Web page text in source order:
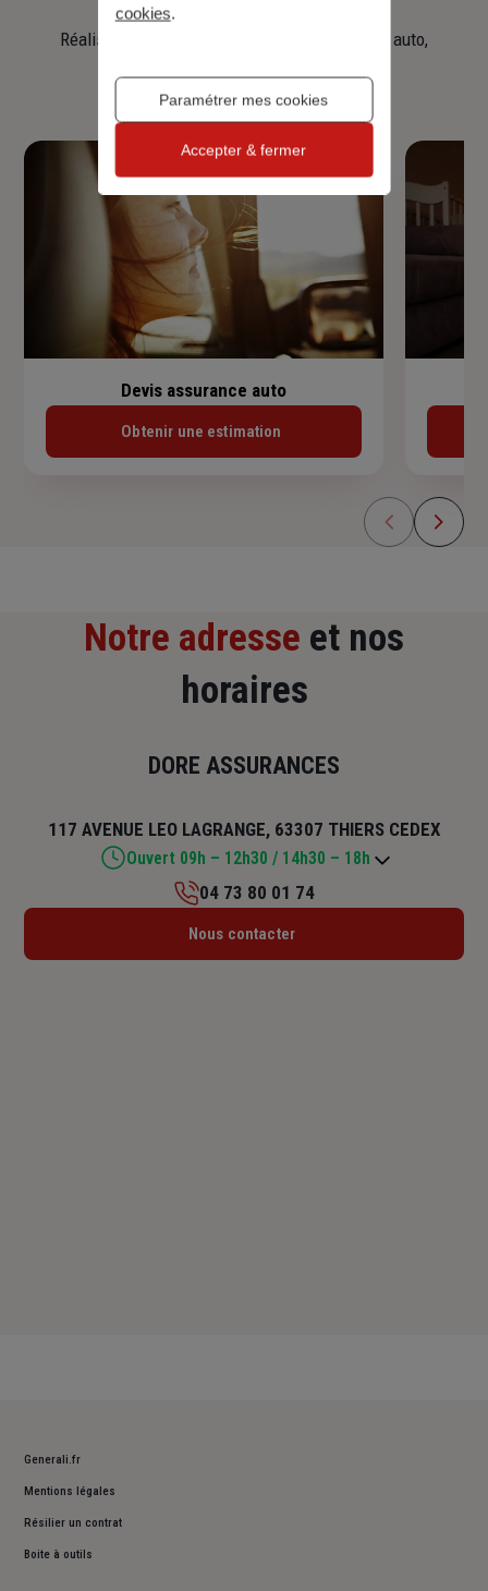
Réalisez une simulation tarifaire d'assurance, auto,
Devis assurance auto
Obtenir une estimation
Notre adresse et nos
horaires
DORE ASSURANCES
117 AVENUE LEO LAGRANGE, 63307 THIERS CEDEX
Ouvert 09h – 12h30 / 14h30 – 18h
Lundi : 09h – 12h30 / 14h30 – 18h
04 73 80 01 74
Nous contacter
Generali.fr
Mentions légales
Résilier un contrat
Boite à outils
cookies.
Paramétrer mes cookies
Accepter & fermer